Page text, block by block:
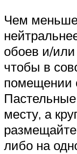
Чем
обоев и/
чтобы в
помещении
месту, а
размещайте
либо на